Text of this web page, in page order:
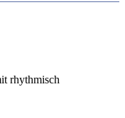
rhythmisch